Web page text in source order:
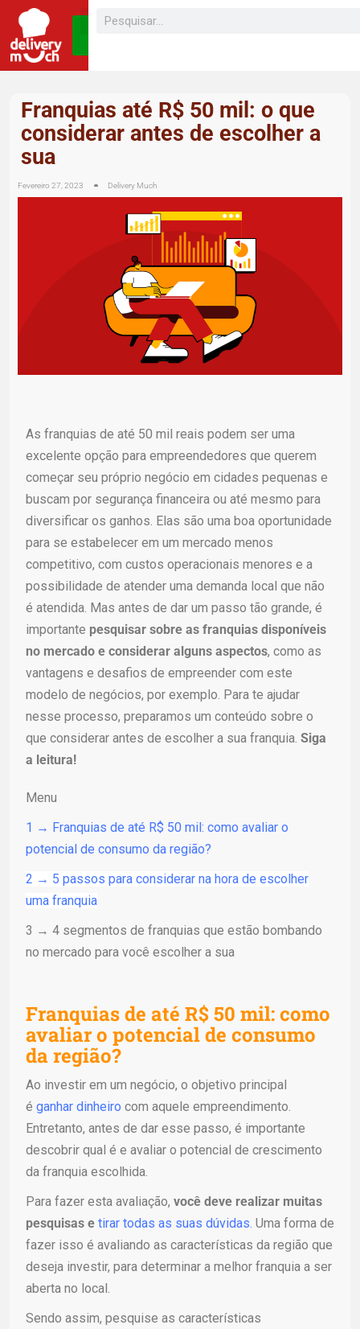
SEJA UM
Franquias até R$ 50 mil: o que
considerar antes de escolher a
sua
Fevereiro 27, 2023 Delivery Much
As franquias de até 50 mil reais podem ser uma
excelente opção para empreendedores que querem
começar seu próprio negócio em cidades pequenas e
buscam por segurança financeira ou até mesmo para
diversificar os ganhos. Elas são uma boa oportunidade
para se estabelecer em um mercado menos
competitivo, com custos operacionais menores e a
possibilidade de atender uma demanda local que não
é atendida. Mas antes de dar um passo tão grande, é
importante pesquisar sobre as franquias disponíveis
no mercado e considerar alguns aspectos, como as
vantagens e desafios de empreender com este
modelo de negócios, por exemplo. Para te ajudar
nesse processo, preparamos um conteúdo sobre o
que considerar antes de escolher a sua franquia. Siga
a leitura!
Menu
1 → Franquias de até R$ 50 mil: como avaliar o
potencial de consumo da região?
2 → 5 passos para considerar na hora de escolher
uma franquia
3 → 4 segmentos de franquias que estão bombando
no mercado para você escolher a sua
Franquias de até R$ 50 mil: como
avaliar o potencial de consumo
da região?
Ao investir em um negócio, o objetivo principal
é ganhar dinheiro com aquele empreendimento.
Entretanto, antes de dar esse passo, é importante
descobrir qual é e avaliar o potencial de crescimento
da franquia escolhida.
Para fazer esta avaliação, você deve realizar muitas
pesquisas e tirar todas as suas dúvidas. Uma forma de
fazer isso é avaliando as características da região que
deseja investir, para determinar a melhor franquia a ser
aberta no local.
Sendo assim, pesquise as características